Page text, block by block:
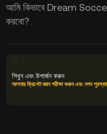
আমি কিভাবে Dream
করবো?
শিখুন এবং উপার্জন করুন
আপনার ক্রিপ্টো জ্ঞান পরীক্ষা করুন এবং নগদ